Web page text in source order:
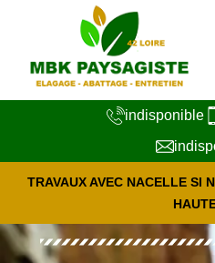
indisponible
TRAVAUX AVEC NACELLE SI